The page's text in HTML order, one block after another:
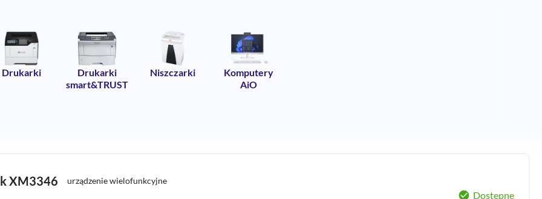
Drukarki
Drukarki
smart&TRUST
Niszczarki
Komputery
AiO
XM3346 urządzenie wielofunkcyjne
Dostępne